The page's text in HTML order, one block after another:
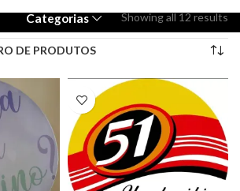
Categorias Showing all 12 results
DE PRODUTOS